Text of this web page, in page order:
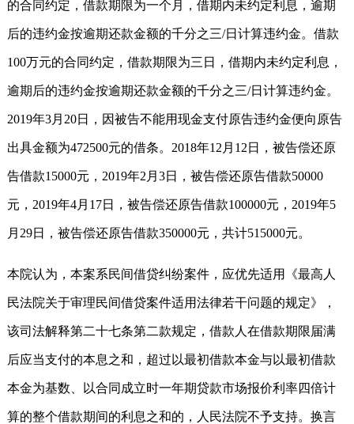
的合同约定，借款期限为一个月，借期内未约定利息，逾期
后的违约金按逾期还款金额的千分之三/日计算违约金。借款
100万元的合同约定，借款期限为三日，借期内未约定利息，
逾期后的违约金按逾期还款金额的千分之三/日计算违约金。
2019年3月20日，因被告不能用现金支付原告违约金便向原告
出具金额为472500元的借条。2018年12月12日，被告偿还原
告借款15000元，2019年2月3日，被告偿还原告借款50000
元，2019年4月17日，被告偿还原告借款100000元，2019年5
月29日，被告偿还原告借款350000元，共计515000元。
本院认为，本案系民间借贷纠纷案件，应优先适用《最高人
民法院关于审理民间借贷案件适用法律若干问题的规定》，
该司法解释第二十七条第二款规定，借款人在借款期限届满
后应当支付的本息之和，超过以最初借款本金与以最初借款
本金为基数、以合同成立时一年期贷款市场报价利率四倍计
算的整个借款期间的利息之和的，人民法院不予支持。换言